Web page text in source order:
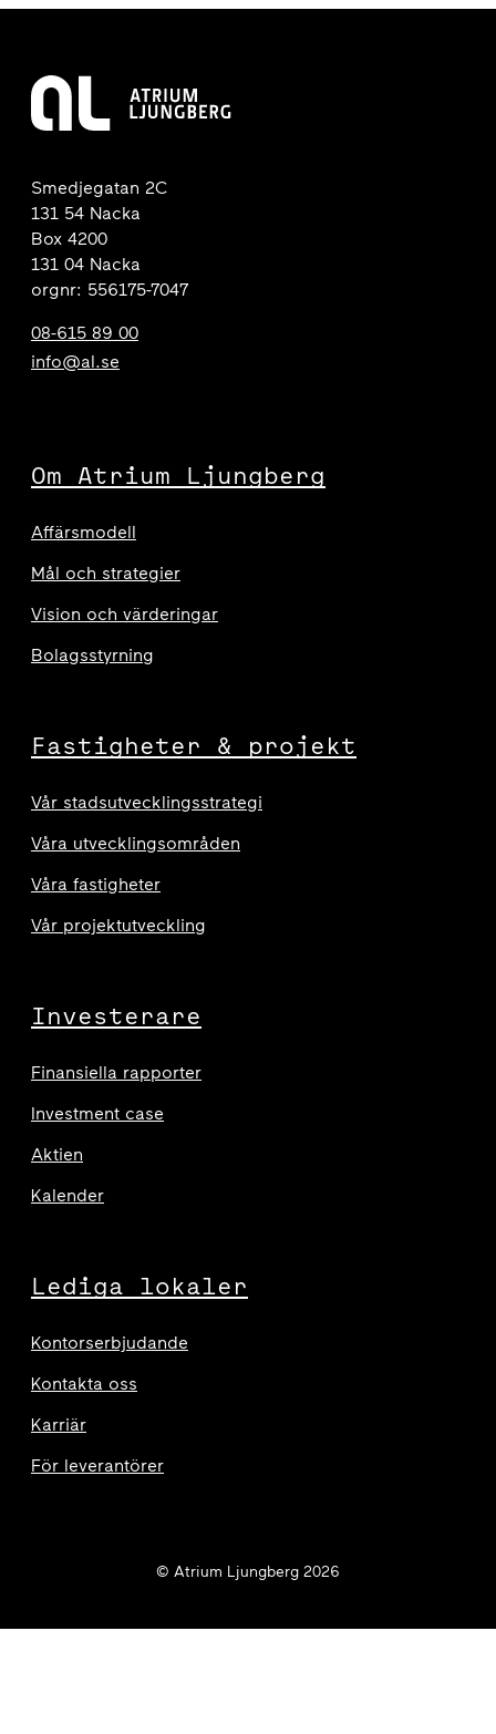
Smedjegatan 2C
131 54 Nacka
Box 4200
131 04 Nacka
orgnr: 556175-7047
08-615 89 00
info@al.se
Om Atrium Ljungberg
Affärsmodell
Mål och strategier
Vision och värderingar
Bolagsstyrning
Fastigheter & projekt
Vår stadsutvecklingsstrategi
Våra utvecklingsområden
Våra fastigheter
Vår projektutveckling
Investerare
Finansiella rapporter
Investment case
Aktien
Kalender
Lediga lokaler
Kontorserbjudande
Kontakta oss
Karriär
För leverantörer
© Atrium Ljungberg 2026